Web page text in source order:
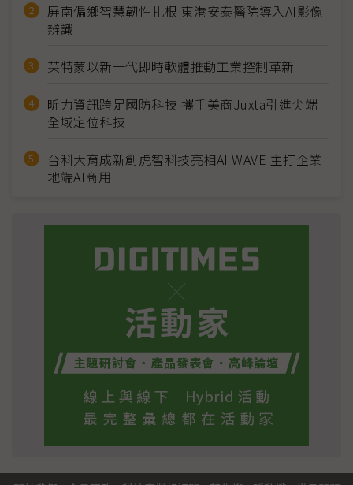
屏南偏鄉智慧韌性扎根 東港安泰醫院導入AI影像
辨識
英特蒙以新一代即時軟體推動工業控制革新
昕力資訊跨足國防科技 攜手美商Juxta引進尖端
全域定位科技
台科大育成新創虎智科技亮相AI WAVE 主打企業
地端AI商用